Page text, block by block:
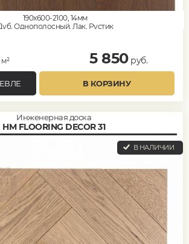
190x600-2100, 14мм
Однополосный, Лак, Рустик
м² 5 850руб.
В КОРЗИНУ
Инженерная доска
HM FLOORING DECOR 31
В НАЛИЧИИ